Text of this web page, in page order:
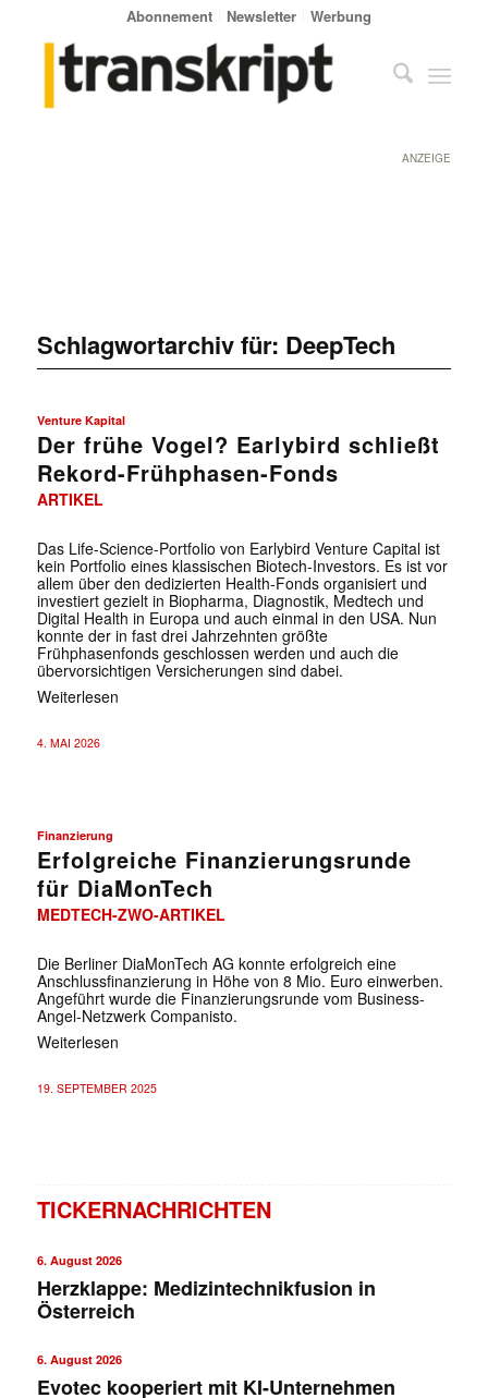
Abonnement Newsletter Werbung
ANZEIGE
Schlagwortarchiv für: DeepTech
Venture Kapital
Der frühe Vogel? Earlybird schließt
Rekord-Frühphasen-Fonds
ARTIKEL
Das Life-Science-Portfolio von Earlybird Venture Capital ist
kein Portfolio eines klassischen Biotech-Investors. Es ist vor
allem über den dedizierten Health-Fonds organisiert und
investiert gezielt in Biopharma, Diagnostik, Medtech und
Digital Health in Europa und auch einmal in den USA. Nun
konnte der in fast drei Jahrzehnten größte
Frühphasenfonds geschlossen werden und auch die
übervorsichtigen Versicherungen sind dabei.
Weiterlesen
4. MAI 2026
Finanzierung
Erfolgreiche Finanzierungsrunde
für DiaMonTech
MEDTECH-ZWO-ARTIKEL
Die Berliner DiaMonTech AG konnte erfolgreich eine
Anschlussfinanzierung in Höhe von 8 Mio. Euro einwerben.
Angeführt wurde die Finanzierungsrunde vom Business-
Angel-Netzwerk Companisto.
Weiterlesen
19. SEPTEMBER 2025
TICKERNACHRICHTEN
6. August 2026
Herzklappe: Medizintechnikfusion in
Österreich
6. August 2026
Evotec kooperiert mit KI-Unternehmen